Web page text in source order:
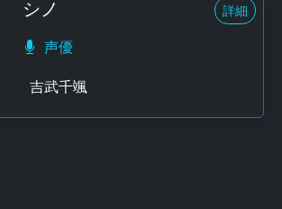
シノ 詳細
声優
吉武千颯